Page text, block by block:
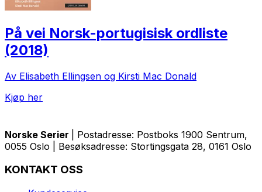
På vei Norsk-portugisisk ordliste
(2018)
Av Elisabeth Ellingsen og Kirsti Mac Donald
Kjøp her
Norske Serier
| Postadresse: Postboks 1900 Sentrum,
0055 Oslo | Besøksadresse: Stortingsgata 28, 0161 Oslo
KONTAKT OSS